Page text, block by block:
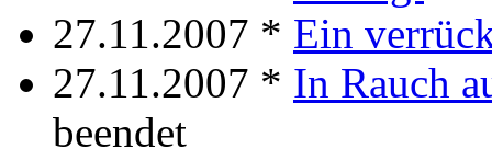
27.11.2007 * Ein
27.11.2007 * In Rauch
beendet